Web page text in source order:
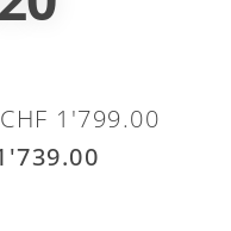
CHF 1'799.00